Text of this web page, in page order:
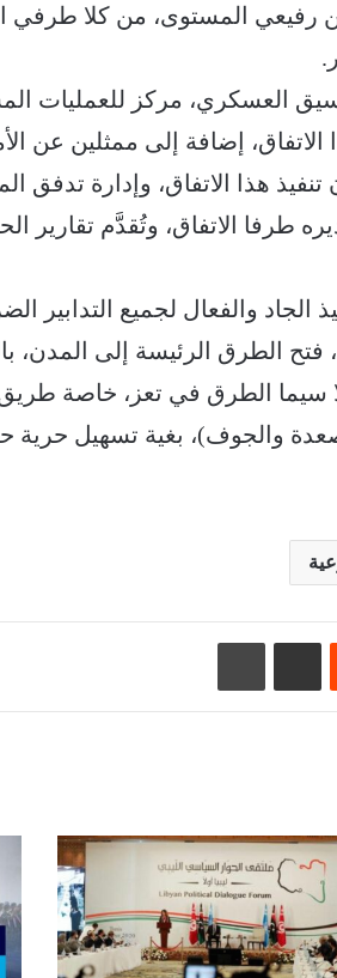
رفيعي المستوى، من كلا طرفي
العسكري، مركز للعمليات
إضافة إلى ممثلين عن
هذا الاتفاق، وإدارة تدفق
يديره طرفا الاتفاق، وتُقدَّم
الجاد والفعال لجميع التدابير
فتح الطرق الرئيسة إلى المدن،
سيما الطرق في تعز، خاصة
والجوف)، بغية تسهيل حرية